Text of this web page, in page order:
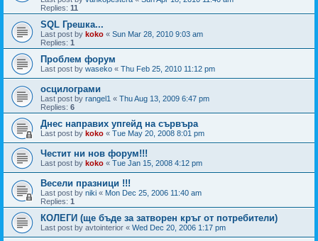
Replies: 11
SQL Грешка...
Last post by koko « Sun Mar 28, 2010 9:03 am
Replies: 1
Проблем форум
Last post by waseko « Thu Feb 25, 2010 11:12 pm
осцилограми
Last post by rangel1 « Thu Aug 13, 2009 6:47 pm
Replies: 6
Днес направих упгейд на сървъра
Last post by koko « Tue May 20, 2008 8:01 pm
Честит ни нов форум!!!
Last post by koko « Tue Jan 15, 2008 4:12 pm
Весели празници !!!
Last post by niki « Mon Dec 25, 2006 11:40 am
Replies: 1
КОЛЕГИ (ще бъде за затворен кръг от потребители)
Last post by avtointerior « Wed Dec 20, 2006 1:17 pm